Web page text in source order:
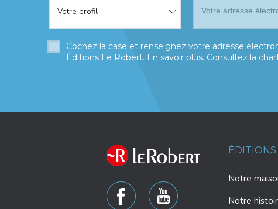
Votre profil
Cochez la case et renseignez votre adresse
Éditions Le Robert. En savoir plus. Consultez la
Notre
Notre